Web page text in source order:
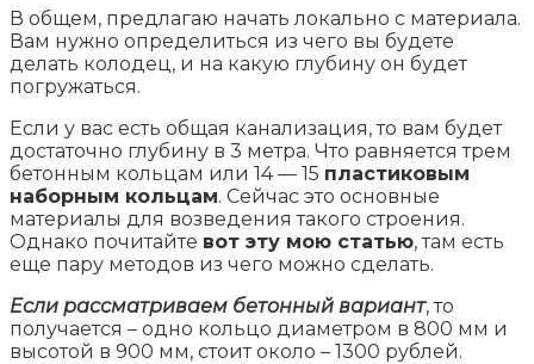
В общем, предлагаю начать локально с материала.
Вам нужно определиться из чего вы будете
делать колодец, и на какую глубину он будет
погружаться.
Если у вас есть общая канализация, то вам будет
достаточно глубину в 3 метра. Что равняется трем
бетонным кольцам или 14 — 15 пластиковым
наборным кольцам. Сейчас это основные
материалы для возведения такого строения.
Однако почитайте вот эту мою статью, там есть
еще пару методов из чего можно сделать.
Если рассматриваем бетонный вариант, то
получается – одно кольцо диаметром в 800 мм и
высотой в 900 мм, стоит около – 1300 рублей.